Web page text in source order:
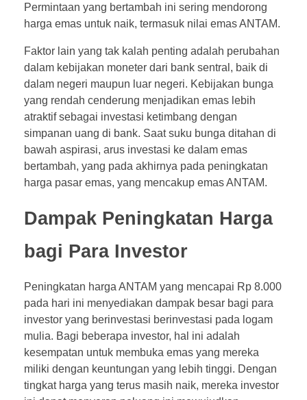
Permintaan yang bertambah ini sering mendorong
harga emas untuk naik, termasuk nilai emas ANTAM.
Faktor lain yang tak kalah penting adalah perubahan
dalam kebijakan moneter dari bank sentral, baik di
dalam negeri maupun luar negeri. Kebijakan bunga
yang rendah cenderung menjadikan emas lebih
atraktif sebagai investasi ketimbang dengan
simpanan uang di bank. Saat suku bunga ditahan di
bawah aspirasi, arus investasi ke dalam emas
bertambah, yang pada akhirnya pada peningkatan
harga pasar emas, yang mencakup emas ANTAM.
Dampak Peningkatan Harga
bagi Para Investor
Peningkatan harga ANTAM yang mencapai Rp 8.000
pada hari ini menyediakan dampak besar bagi para
investor yang berinvestasi berinvestasi pada logam
mulia. Bagi beberapa investor, hal ini adalah
kesempatan untuk membuka emas yang mereka
miliki dengan keuntungan yang lebih tinggi. Dengan
tingkat harga yang terus masih naik, mereka investor